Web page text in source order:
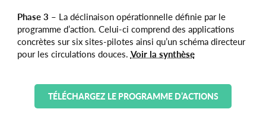
Phase 3 – La déclinaison opérationnelle définie par le
programme d’action. Celui-ci comprend des applications
concrètes sur six sites-pilotes ainsi qu’un schéma directeur
pour les circulations douces. Voir la synthèse
TÉLÉCHARGEZ LE PROGRAMME D’ACTIONS